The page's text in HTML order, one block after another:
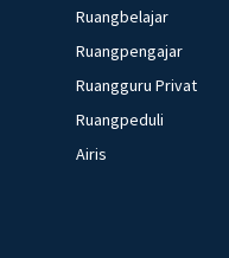
Ruangbelajar
Ruangpengajar
Ruangguru Privat
Ruangpeduli
Airis